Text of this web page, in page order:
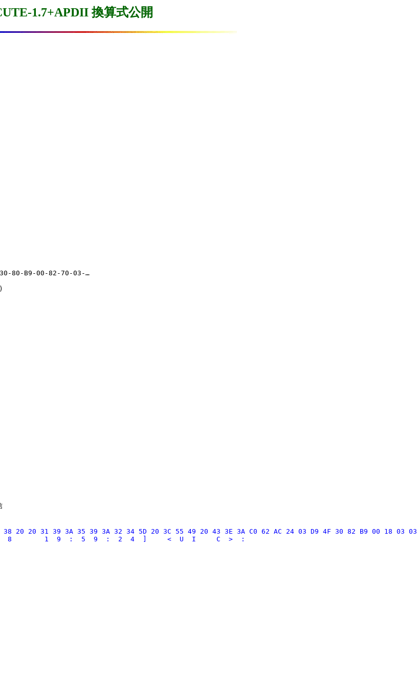
1.7+APDII 換算式公開
80-B9-00-82-70-03-…
20 20 31 39 3A 35 39 3A 32 34 5D 20 3C 55 49 20 43 3E 3A C0 62 AC 24 03 D9 4F 30 82 B9 00 18 03